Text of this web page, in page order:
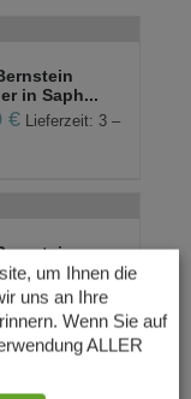
in Saph...
€
Lieferzeit: 3 –
in Saphir...
Lieferzeit: 3 – 5
um Ihnen die
uns an Ihre
Wenn Sie auf
ALLER